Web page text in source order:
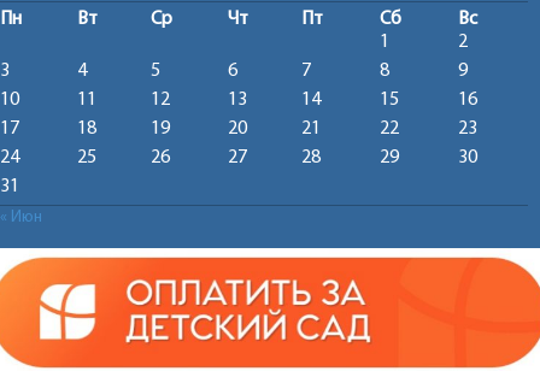
Пн Вт Ср Чт Пт Сб
Вс
1
2
3
4 5 6 7 8
9
10
11 12 13 14 15
16
17
18 19 20 21 22
23
24
25 26 27 28 29
30
31
« Июн